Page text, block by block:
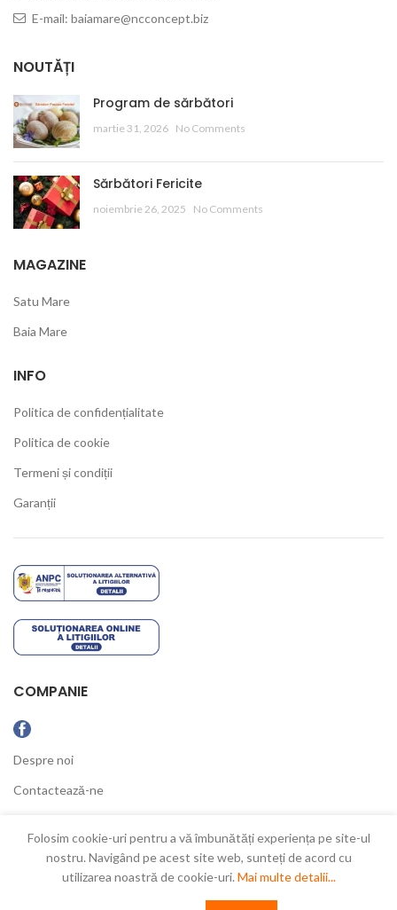
E-mail: baiamare@ncconcept.biz
NOUTĂȚI
Program de sărbători
martie 31, 2026 No Comments
Sărbători Fericite
noiembrie 26, 2025 No Comments
MAGAZINE
Satu Mare
Baia Mare
INFO
Politica de confidențialitate
Politica de cookie
Termeni și condiții
Garanții
COMPANIE
Despre noi
Contactează-ne
Folosim cookie-uri pentru a vă îmbunătăți experiența pe site-ul
nostru. Navigând pe acest site web, sunteți de acord cu
utilizarea noastră de cookie-uri. Mai multe detalii...